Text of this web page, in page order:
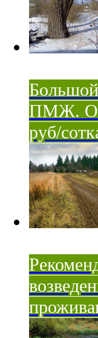
Большой
ПМЖ.
руб/